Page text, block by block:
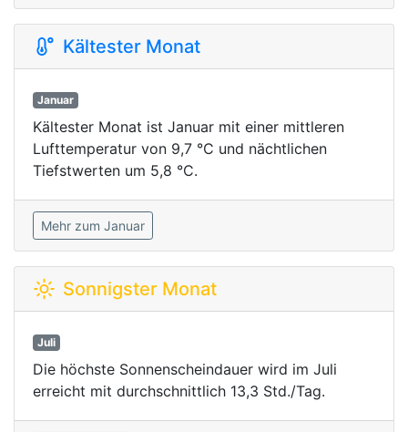
Kältester Monat
Januar
Kältester Monat ist Januar mit einer mittleren
Lufttemperatur von 9,7 °C und nächtlichen
Tiefstwerten um 5,8 °C.
Mehr zum Januar
Sonnigster Monat
Juli
Die höchste Sonnenscheindauer wird im Juli
erreicht mit durchschnittlich 13,3 Std./Tag.